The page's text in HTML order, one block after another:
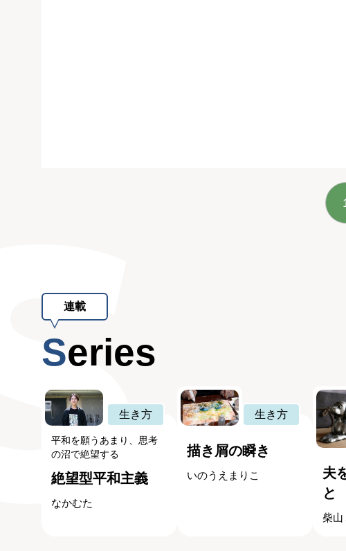
連載
Series
生き方
平和を願うあまり、思考
の沼で絶望する
絶望型平和主義
なかむた
生き方
描き屑の瞬き
いのうえまりこ
夫
と
柴山